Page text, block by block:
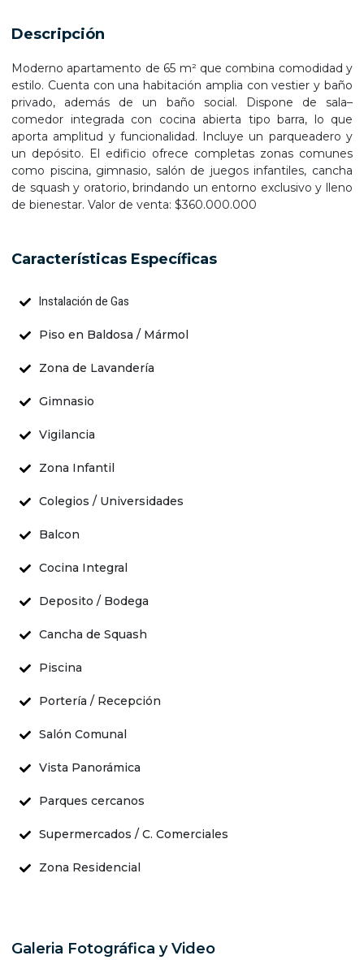
Descripción
Moderno apartamento de 65 m² que combina comodidad y
estilo. Cuenta con una habitación amplia con vestier y baño
privado, además de un baño social. Dispone de sala–
comedor integrada con cocina abierta tipo barra, lo que
aporta amplitud y funcionalidad. Incluye un parqueadero y
un depósito. El edificio ofrece completas zonas comunes
como piscina, gimnasio, salón de juegos infantiles, cancha
de squash y oratorio, brindando un entorno exclusivo y lleno
de bienestar. Valor de venta: $360.000.000
Características Específicas
Instalación de Gas
Piso en Baldosa / Mármol
Zona de Lavandería
Gimnasio
Vigilancia
Zona Infantil
Colegios / Universidades
Balcon
Cocina Integral
Deposito / Bodega
Cancha de Squash
Piscina
Portería / Recepción
Salón Comunal
Vista Panorámica
Parques cercanos
Supermercados / C. Comerciales
Zona Residencial
Galeria Fotográfica y Video